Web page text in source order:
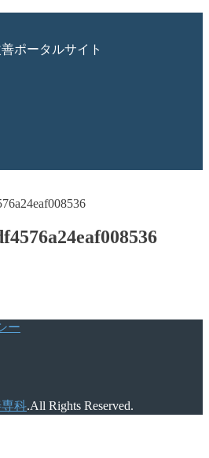
ポータルサイト
ー
科.All Rights Reserved.